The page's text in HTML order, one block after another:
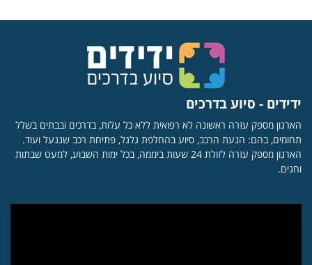
ידידים - סיוע בדרכים
הארגון מספק עזרה ראשונה לא רפואית ללא כל עלות, בדרכים ובבתים בשלל
תחומים, בהם: הנעת הרכב, סיוע בהחלפת גלגל, פתיחת רכב שננעל ועוד.
הארגון מספק עזרה לזולת 24 שעות ביממה, בכל ימות השבוע, למעט שבתות
וחגים.